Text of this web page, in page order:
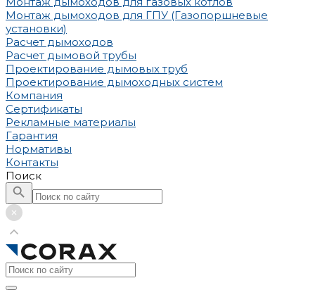
Монтаж дымоходов для ГПУ (Газопоршневые
установки)
Расчет дымоходов
Расчет дымовой трубы
Проектирование дымовых труб
Проектирование дымоходных систем
Компания
Сертификаты
Рекламные материалы
Гарантия
Нормативы
Контакты
Поиск